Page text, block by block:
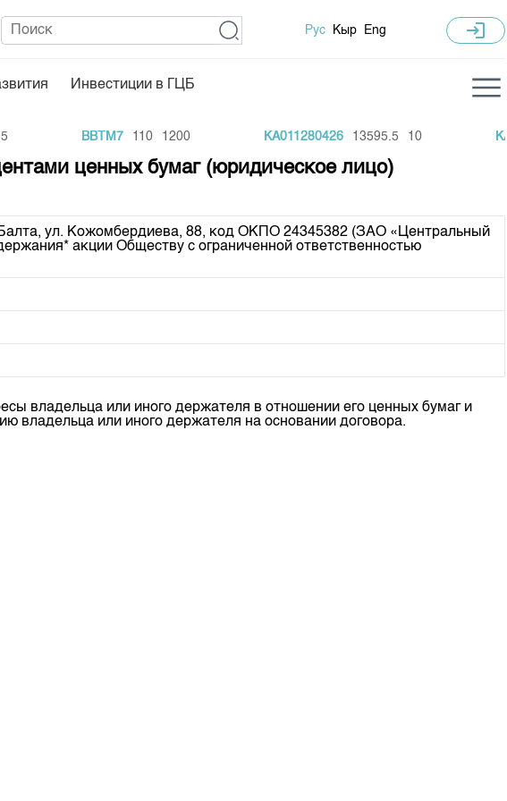
Итоги последних торгов
Индекс и Капитализация
Котировки по ЦБ
Котировки по драг. металлам
Расписание аукционов по ГЦБ
Результаты аукционов ГЦБ
Результаты аукционов по
депозитам
Общая информация
Рус Кыр Eng login
Инвестиции в ГЦБ
BBTM7 110 1200 KA011280426 13595.5 10
ценных бумаг (юридическое лицо)
ул. Кожомбердиева, 88, код ОКПО 24345382 (ЗАО «Центральный
акции Обществу с ограниченной ответственностью
владельца или иного держателя в отношении его ценных бумаг и
владельца или иного держателя на основании договора.